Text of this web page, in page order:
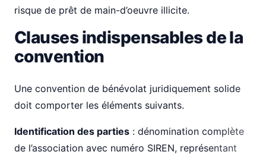
risque de prêt de main-d’oeuvre illicite.
Clauses indispensables de la
convention
Une convention de bénévolat juridiquement solide
doit comporter les éléments suivants.
Identification des parties : dénomination complète
de l’association avec numéro SIREN, représentant